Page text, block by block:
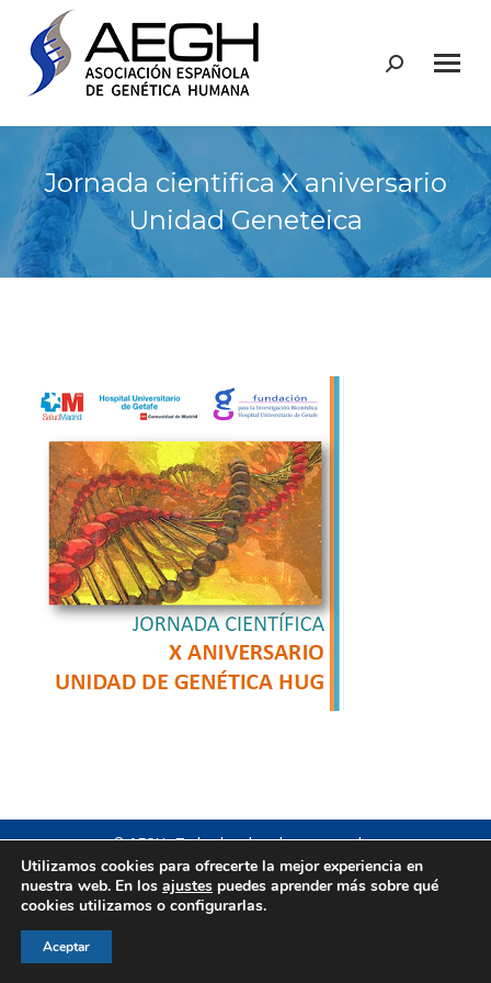
Buscar:
Jornada cientifica X aniversario
Unidad Geneteica
© AEGH - Todos los derechos reservados
Aviso legal|Política de privacidad|Politica de cookies
Utilizamos cookies para ofrecerte la mejor experiencia en
nuestra web. En los ajustes puedes aprender más sobre qué
cookies utilizamos o configurarlas.
Aceptar